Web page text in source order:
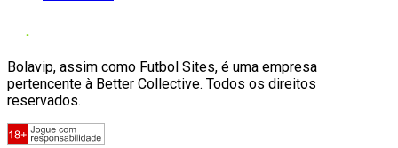
Bolavip, assim como Futbol Sites, é uma empresa
pertencente à Better Collective. Todos os direitos
reservados.